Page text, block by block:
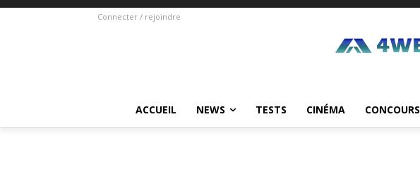
Connecter / rejoindre
ACCUEIL NEWS TESTS CINÉMA CONCOURS